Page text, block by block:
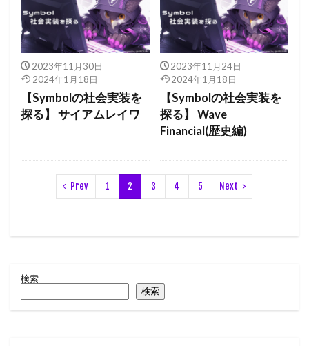
2023年11月30日
2024年1月18日
【Symbolの社会実装を
探る】 サイアムレイワ
2023年11月24日
2024年1月18日
【Symbolの社会実装を
探る】 Wave
Financial(歴史編)
Prev 1 2 3 4 5 Next
検索
検索